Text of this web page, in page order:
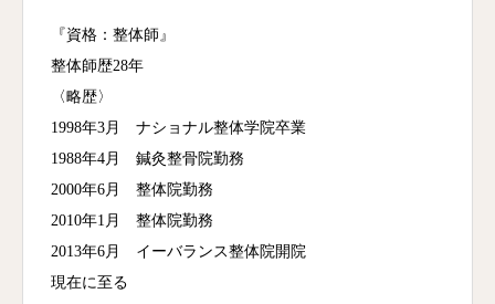
『資格：整体師』
整体師歴28年
〈略歴〉
1998年3月 ナショナル整体学院卒業
1988年4月 鍼灸整骨院勤務
2000年6月 整体院勤務
2010年1月 整体院勤務
2013年6月 イーバランス整体院開院
現在に至る